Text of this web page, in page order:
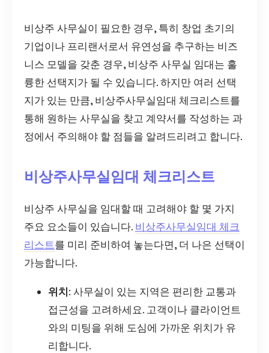
비상주 사무실이 필요한 경우, 특히 창업 초기의
기업이나 프리랜서로서 유연성을 추구하는 비즈
니스 모델을 갖춘 경우, 비상주 사무실 임대는 훌
륭한 선택지가 될 수 있습니다. 하지만 여러 선택
지가 있는 만큼, 비상주사무실임대 체크리스트를
통해 원하는 사무실을 찾고 계약서를 작성하는 과
정에서 주의해야 할 점들을 알려드리려고 합니다.
비상주사무실임대 체크리스트
비상주 사무실을 임대할 때 고려해야 할 몇 가지
주요 요소들이 있습니다. 비상주사무실임대 체크
리스트를 미리 준비하여 놓는다면, 더 나은 선택이
가능합니다.
위치: 사무실이 있는 지역은 편리한 교통과
접근성을 고려하세요. 고객이나 클라이언트
와의 미팅을 위해 도심에 가까운 위치가 유
리합니다.